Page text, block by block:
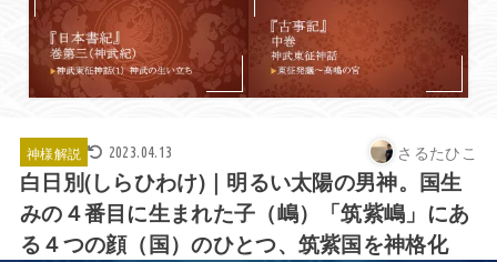
神様解説 2023.04.13 さるたひこ
白日別(しらひわけ)｜明るい太陽の男神。国生
みの４番目に生まれた子（嶋）「筑紫嶋」にあ
る４つの顔（国）のひとつ、筑紫国を神格化